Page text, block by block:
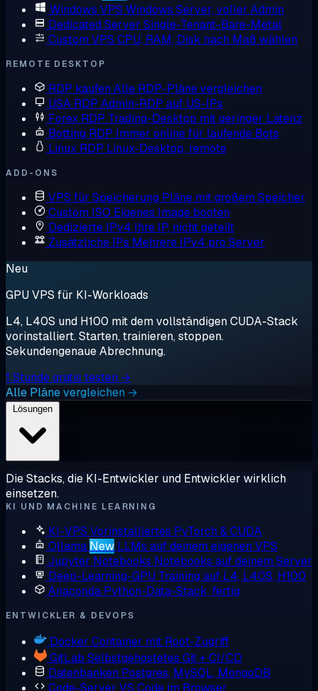
Windows VPS Windows Server, voller Admin
Dedicated Server Single-Tenant-Bare-Metal
Custom VPS CPU, RAM, Disk nach Maß wählen
REMOTE DESKTOP
RDP kaufen Alle RDP-Pläne vergleichen
USA RDP Admin-RDP auf US-IPs
Forex RDP Trading-Desktop mit geringer Latenz
Botting RDP Immer online für laufende Bots
Linux RDP Linux-Desktop, remote
ADD-ONS
VPS für Speicherung Pläne mit großem Speicher
Custom ISO Eigenes Image booten
Dedizierte IPv4 Ihre IP, nicht geteilt
Zusätzliche IPs Mehrere IPv4 pro Server
Neu
GPU VPS für KI-Workloads
L4, L40S und H100 mit dem vollständigen CUDA-Stack
vorinstalliert. Starten, trainieren, stoppen.
Sekundengenaue Abrechnung.
1 Stunde gratis testen →
Alle Pläne vergleichen →
Die Stacks, die KI-Entwickler und Entwickler wirklich
einsetzen.
KI UND MACHINE LEARNING
KI-VPS Vorinstalliertes PyTorch & CUDA
Ollama New LLMs auf deinem eigenen VPS
Jupyter Notebooks Notebooks auf deinem Server
Deep-Learning-GPU Training auf L4, L40S, H100
Anaconda Python-Data-Stack, fertig
ENTWICKLER & DEVOPS
Docker Container mit Root-Zugriff
GitLab Selbstgehostetes Git + CI/CD
Datenbanken Postgres, MySQL, MongoDB
Code-Server VS Code im Browser